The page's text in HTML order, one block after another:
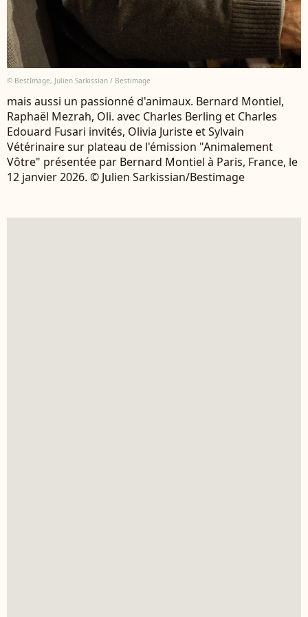
© BestImage, Julien Sarkissian / Bestimage
mais aussi un passionné d'animaux. Bernard Montiel,
Raphaël Mezrah, Oli. avec Charles Berling et Charles
Edouard Fusari invités, Olivia Juriste et Sylvain
Vétérinaire sur plateau de l'émission "Animalement
Vôtre" présentée par Bernard Montiel à Paris, France, le
12 janvier 2026. © Julien Sarkissian/Bestimage